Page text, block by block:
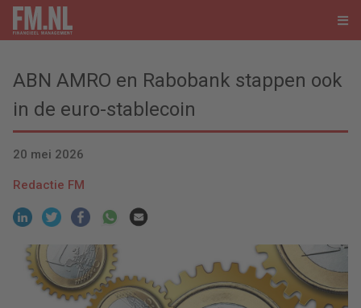
ABN AMRO en Rabobank stappen ook
in de euro-stablecoin
20 mei 2026
Redactie FM